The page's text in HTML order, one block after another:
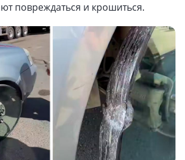
повреждаться и крошиться.